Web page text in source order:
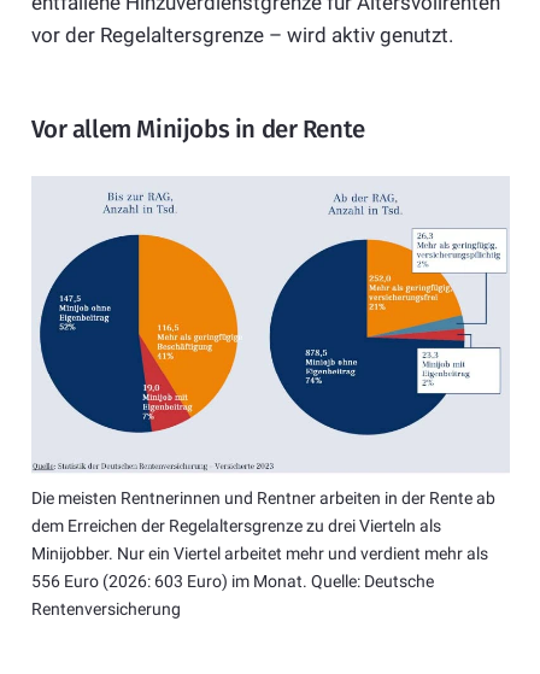
vor der Regelaltersgrenze – wird aktiv genutzt.
Vor allem Minijobs in der Rente
Die meisten Rentnerinnen und Rentner arbeiten in der Rente ab
dem Erreichen der Regelaltersgrenze zu drei Vierteln als
Minijobber. Nur ein Viertel arbeitet mehr und verdient mehr als
556 Euro (2026: 603 Euro) im Monat. Quelle: Deutsche
Rentenversicherung